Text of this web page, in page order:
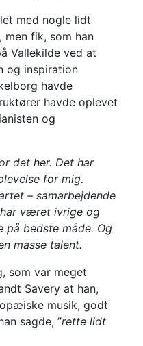
med nogle lidt
men fik, som han
Vallekilde ved at
og inspiration
havde
havde oplevet
og
det her. Det har
for mig.
– samarbejdende
været ivrige og
bedste måde. Og
masse talent.
som var meget
Savery at han,
musik, godt
sagde, ”rette lidt